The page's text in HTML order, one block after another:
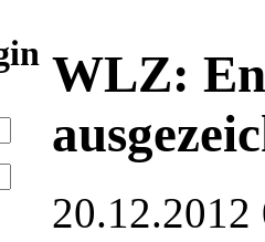
WLZ:
20.12.2012